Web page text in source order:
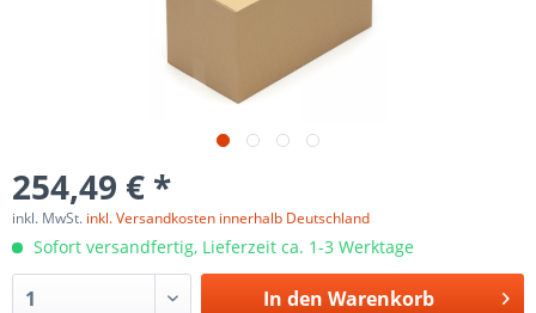
254,49 € *
inkl. MwSt. inkl. Versandkosten innerhalb Deutschland
Sofort versandfertig, Lieferzeit ca. 1-3 Werktage
In den Warenkorb